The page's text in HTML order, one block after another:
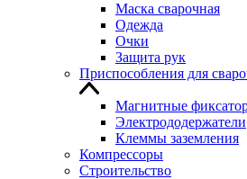
Маска сварочная
Одежда
Очки
Защита рук
Приспособления для
Магнитные
Электрододержатели
Клеммы заземления
Компрессоры
Строительство